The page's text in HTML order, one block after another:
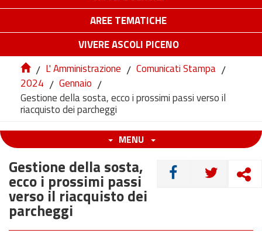
AREE TEMATICHE
VIVERE ASCOLI PICENO
/ L' Amministrazione / Comunicati Stampa /
2024 / Gennaio /
Gestione della sosta, ecco i prossimi passi verso il
riacquisto dei parcheggi
MENU
CONDIVIDI
Gestione della sosta,
ecco i prossimi passi
verso il riacquisto dei
parcheggi